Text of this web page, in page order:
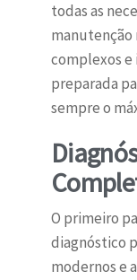
todas as
manutenção
complexos e
preparada
sempre o
O primeiro
diagnóstico
modernos e